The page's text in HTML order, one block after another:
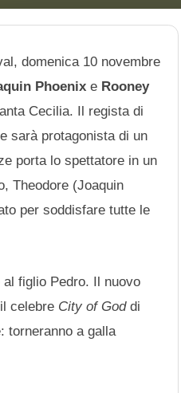
domenica 10 novembre
Phoenix e Rooney
Cecilia. Il regista di
sarà protagonista di un
porta lo spettatore in un
Theodore (Joaquin
per soddisfare tutte le
figlio Pedro. Il nuovo
celebre City of Goddi
torneranno a galla